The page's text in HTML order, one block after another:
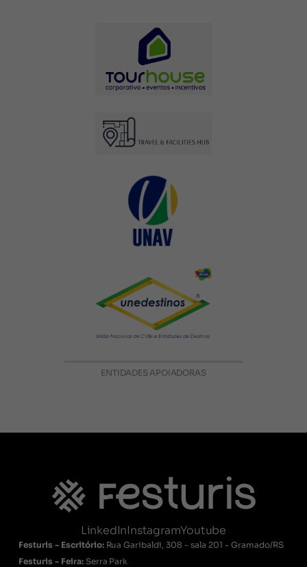
ENTIDADES APOIADORAS
LinkedInInstagramYoutube
Festuris - Escritório: Rua Garibaldi, 308 - sala 201 - Gramado/RS
Festuris - Feira: Serra Park